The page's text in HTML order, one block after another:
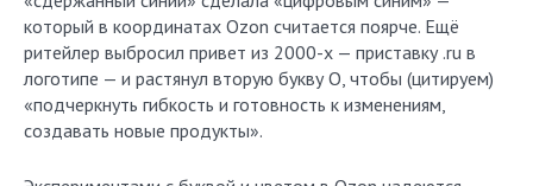
который в координатах Ozon считается поярче. Ещё
ритейлер выбросил привет из 2000-х — приставку .ru в
логотипе — и растянул вторую букву О, чтобы (цитируем)
«подчеркнуть гибкость и готовность к изменениям,
создавать новые продукты».